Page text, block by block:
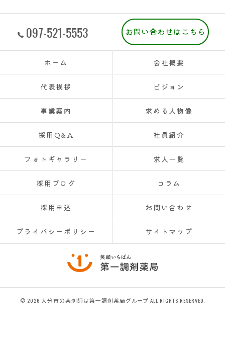
097-521-5553 お問い合わせはこちら
ホーム 会社概要
代表挨拶 ビジョン
事業案内 求める人物像
採用Q&A 社員紹介
フォトギャラリー 求人一覧
採用ブログ コラム
採用申込 お問い合わせ
プライバシーポリシー サイトマップ
© 2026 大分市の薬剤師は第一調剤薬局グループ ALL RIGHTS RESERVED.